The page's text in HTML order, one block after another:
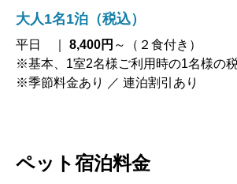
大人1名1泊（税込）
平日 ｜ ​ 8,400円 ～（２食付き）
※基本、1室2名様ご利用時の1名様の税
※季節料金あり ／ 連泊割引あり
ペット宿泊料金